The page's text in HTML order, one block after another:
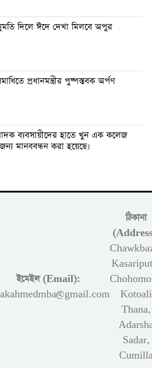
দিলে ঈদে দেখা মিলবে অপুর
প্রধানমন্ত্রীর পুষ্পস্তবক অর্পণ
ব্যবসায়ীদের হাতে খুন এক কলেজ
জন্য মানববন্ধন করা হয়েছে।
ইমেইল (Email):
ঠিকানা
Kotoali
Thana,
Sadar,